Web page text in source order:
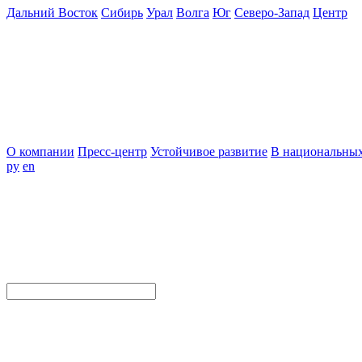
Дальний Восток Сибирь Урал Волга Юг Северо-Запад Центр
О компании Пресс-центр Устойчивое развитие В
ру en